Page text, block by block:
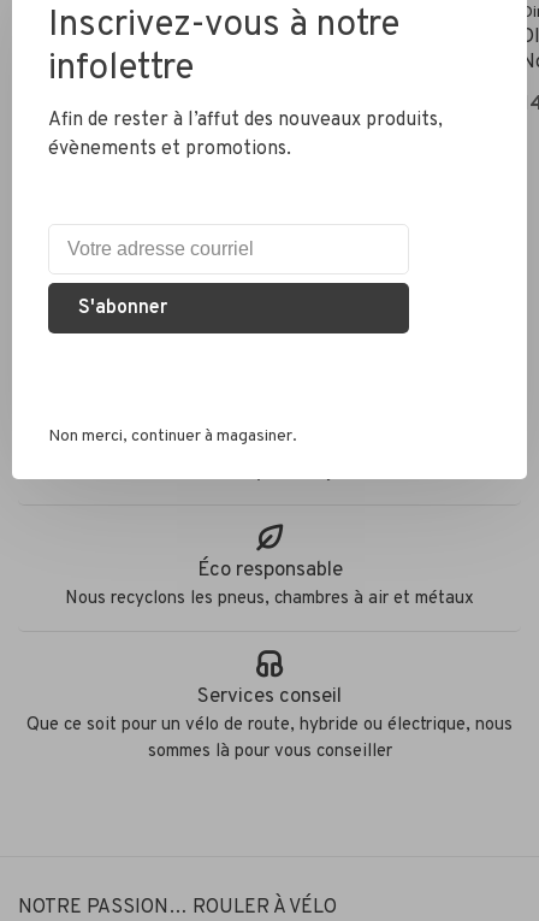
Dirt Care
DIRT CARE - Cyclean
950ml - Nettoyant bio-
19,99$CA
Dirt Care
DIRT CARE - Bio lube off
Expédition rapide
Éco responsable
Nous recyclons les pneus, chambres à air et métaux
Services conseil
Que ce soit pour un vélo de route, hybride ou électrique, nous
sommes là pour vous conseiller
NOTRE PASSION… ROULER À VÉLO
Inscrivez-vous à notre
infolettre
Afin de rester à l’affut des nouveaux produits,
évènements et promotions.
S'abonner
Non merci, continuer à magasiner.